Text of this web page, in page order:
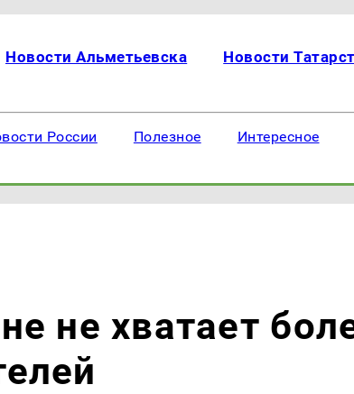
Новости Альметьевска Новости
России Полезное Интересное
не хватает